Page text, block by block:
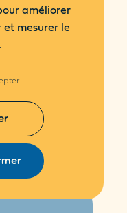
de
48h avant
améliorer
mesurer le